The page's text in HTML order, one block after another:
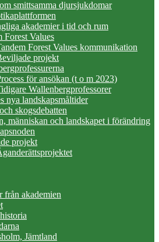
smittsamma djursjukdomar
akademier i tid och rum
Forest Values
Forest Values kommunikation
projekt
för ansökan (t o m 2023)
Wallenbergprofessorer
nya landskapsmåltider
skogsdebatten
människan och landskapet i förändring
projekt
från akademien
Jämtland